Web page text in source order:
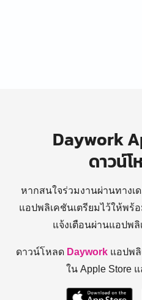
Daywork
ดาวน์
หากสนใจร่วมงานผ่านทางเ
แอปพลิเคชันเตรียมไว้ให้พร้
แจ้งเตือนผ่านแอปพ
ดาวน์โหลด Daywork แอปพลิ
ใน Apple Store